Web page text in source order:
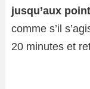
jusqu’aux
comme s’il
20 minutes et